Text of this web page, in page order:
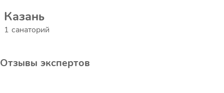
Казань
1 санаторий
Отзывы экспертов